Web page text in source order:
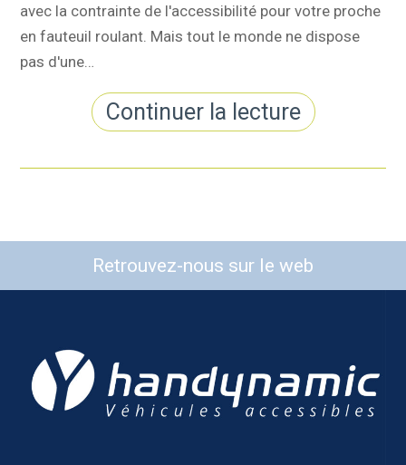
avec la contrainte de l'accessibilité pour votre proche
en fauteuil roulant. Mais tout le monde ne dispose
pas d'une…
Continuer la lecture
Retrouvez-nous sur le web